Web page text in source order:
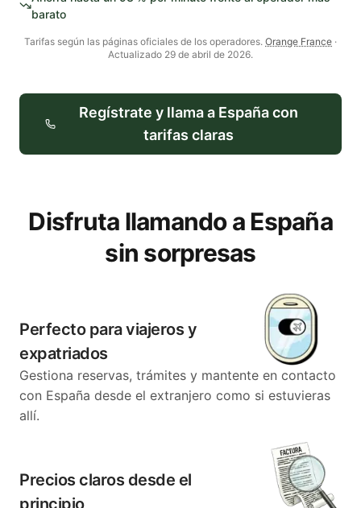
barato
Tarifas según las páginas oficiales de los operadores. Orange France ·
Actualizado 29 de abril de 2026.
Regístrate y llama a Españacon
tarifas claras
Disfruta llamando a España
sin sorpresas
Perfecto para viajeros y
expatriados
Gestiona reservas, trámites y mantente en contacto
con España desde el extranjero como si estuvieras
allí.
Precios claros desde el
principio